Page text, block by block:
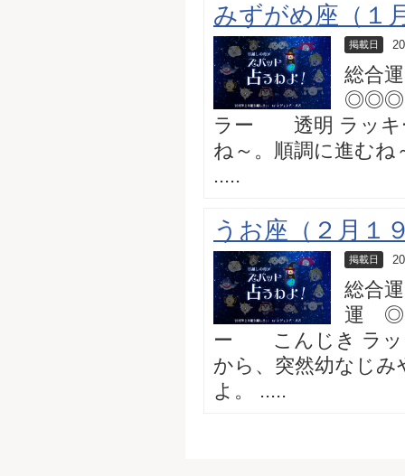
みずがめ座（１
掲載日
総合
◎◎◎◎
ラー 透明 ラッキ
ね～。順調に進む
.....
うお座（２月１
掲載日
総合
運
ー こんじき ラッ
から、突然幼なじ
よ。 .....